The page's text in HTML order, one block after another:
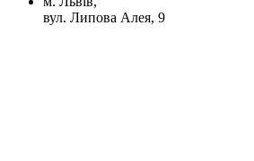
вул. Липова Алея, 9